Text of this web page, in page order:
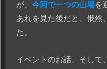
が、 今回で一つの山場を
あれを見た後だと、俄然
た。
イベントのお話、そして